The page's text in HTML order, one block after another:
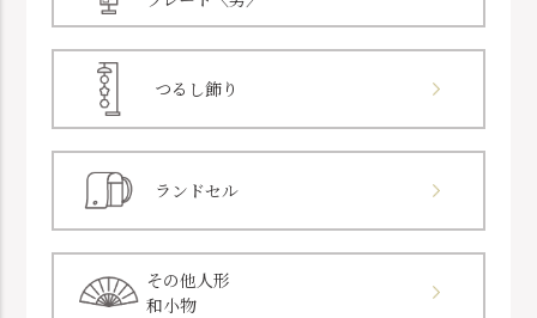
つるし飾り
ランドセル
その他人形
和小物